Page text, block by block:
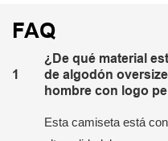
FAQ
1
¿De qué material
de algodón
hombre con logo
Esta camiseta está